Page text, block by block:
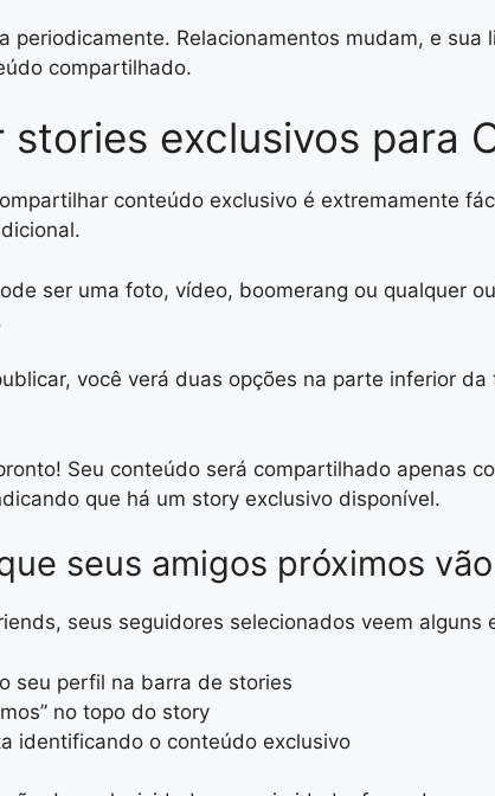
periodicamente. Relacionamentos mudam, e
compartilhado.
stories exclusivos para
conteúdo exclusivo é extremamente
ser uma foto, vídeo, boomerang ou qualquer
você verá duas opções na parte inferior da
Seu conteúdo será compartilhado apenas
que há um story exclusivo disponível.
seus amigos próximos
seus seguidores selecionados veem
seu perfil na barra de stories
no topo do story
identificando o conteúdo exclusivo